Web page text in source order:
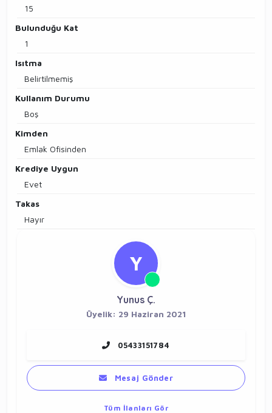
15
Bulunduğu Kat
1
Isıtma
Belirtilmemiş
Kullanım Durumu
Boş
Kimden
Emlak Ofisinden
Krediye Uygun
Evet
Takas
Hayır
Y
Yunus Ç.
Üyelik: 29 Haziran 2021
05433151784
Mesaj Gönder
Tüm İlanları Gör